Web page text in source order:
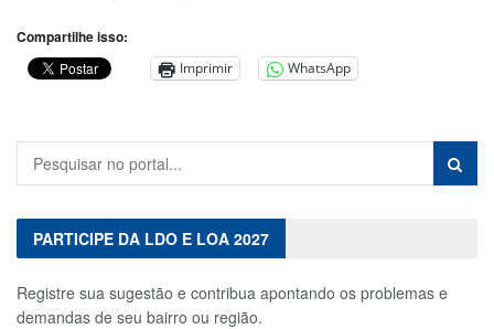
Compartilhe isso:
Imprimir WhatsApp
PARTICIPE DA LDO E LOA 2027
Registre sua sugestão e contribua apontando os problemas e
demandas de seu bairro ou região.